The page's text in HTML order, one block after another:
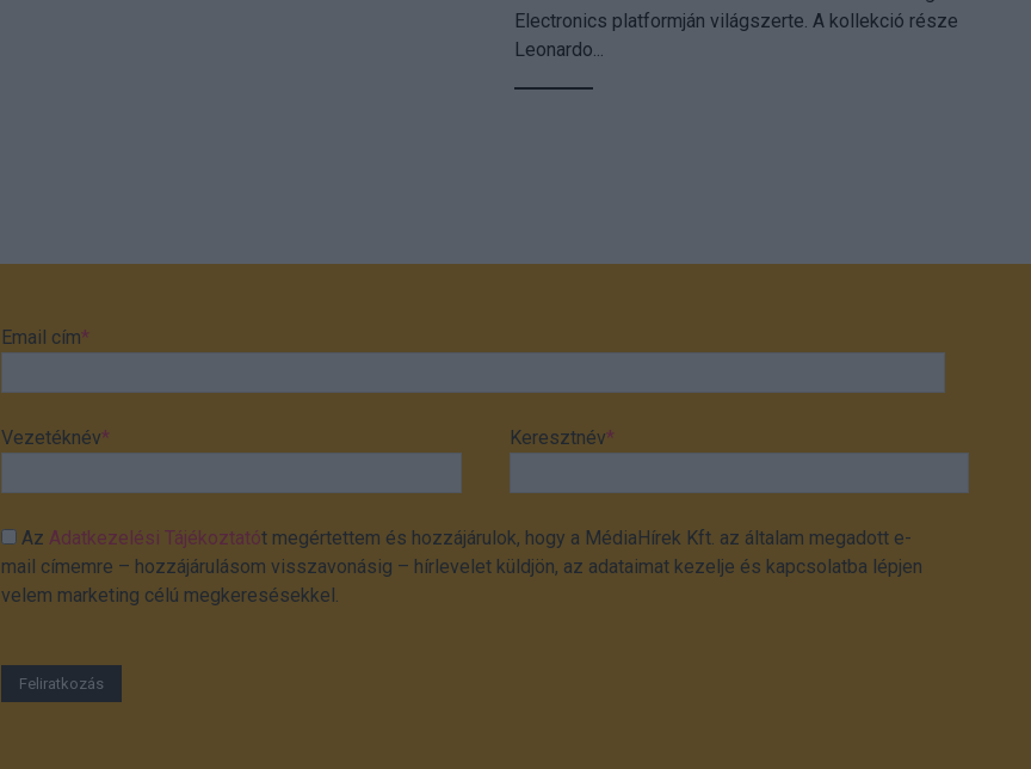
Electronics platformján világszerte. A kollekció része
Leonardo...
Email cím*
Vezetéknév* Keresztnév*
AzAdatkezelési Tájékoztatót megértettem és hozzájárulok, hogy a MédiaHírek Kft. az általam megadott e-
mail címemre – hozzájárulásom visszavonásig – hírlevelet küldjön, az adataimat kezelje és kapcsolatba lépjen
velem marketing célú megkeresésekkel.